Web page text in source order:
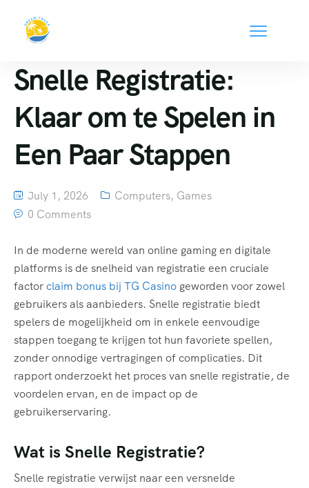
Snelle Registratie:
Klaar om te Spelen in
Een Paar Stappen
July 1, 2026
Computers, Games
0 Comments
In de moderne wereld van online gaming en digitale
platforms is de snelheid van registratie een cruciale
factorclaim bonus bij TG Casino geworden voor zowel
gebruikers als aanbieders. Snelle registratie biedt
spelers de mogelijkheid om in enkele eenvoudige
stappen toegang te krijgen tot hun favoriete spellen,
zonder onnodige vertragingen of complicaties. Dit
rapport onderzoekt het proces van snelle registratie, de
voordelen ervan, en de impact op de
gebruikerservaring.
Wat is Snelle Registratie?
Snelle registratie verwijst naar een versnelde